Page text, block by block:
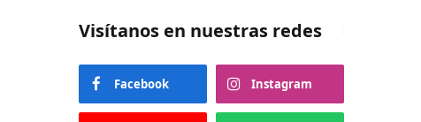
Visítanos en nuestras redes
Facebook Instagram